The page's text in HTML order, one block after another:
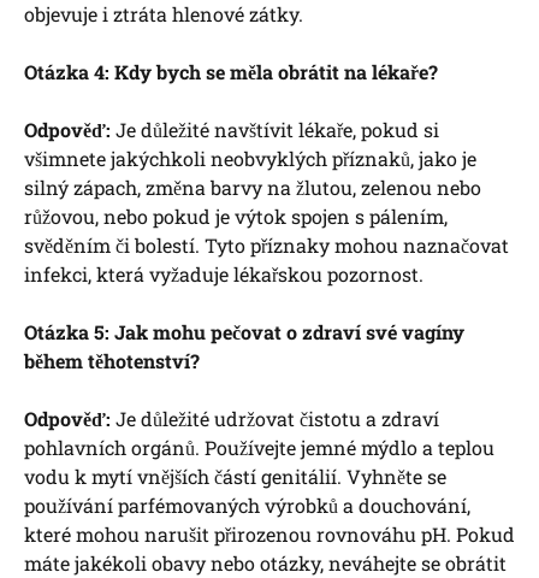
objevuje i ztráta hlenové zátky.
Otázka 4: Kdy bych se měla obrátit na lékaře?
Odpověď: Je důležité navštívit lékaře, pokud si
všimnete jakýchkoli neobvyklých příznaků, jako je
silný zápach, změna barvy na žlutou, zelenou nebo
růžovou, nebo pokud je výtok spojen s pálením,
svěděním či bolestí. Tyto příznaky mohou naznačovat
infekci, která vyžaduje lékařskou pozornost.
Otázka 5: Jak mohu pečovat o zdraví své vagíny
během těhotenství?
Odpověď: Je důležité udržovat čistotu a zdraví
pohlavních orgánů. Používejte jemné mýdlo a teplou
vodu k mytí vnějších částí genitálií. Vyhněte se
používání parfémovaných výrobků a douchování,
které mohou narušit přirozenou rovnováhu pH. Pokud
máte jakékoli obavy nebo otázky, neváhejte se obrátit